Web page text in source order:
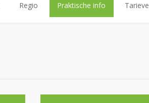
Regio Praktische info